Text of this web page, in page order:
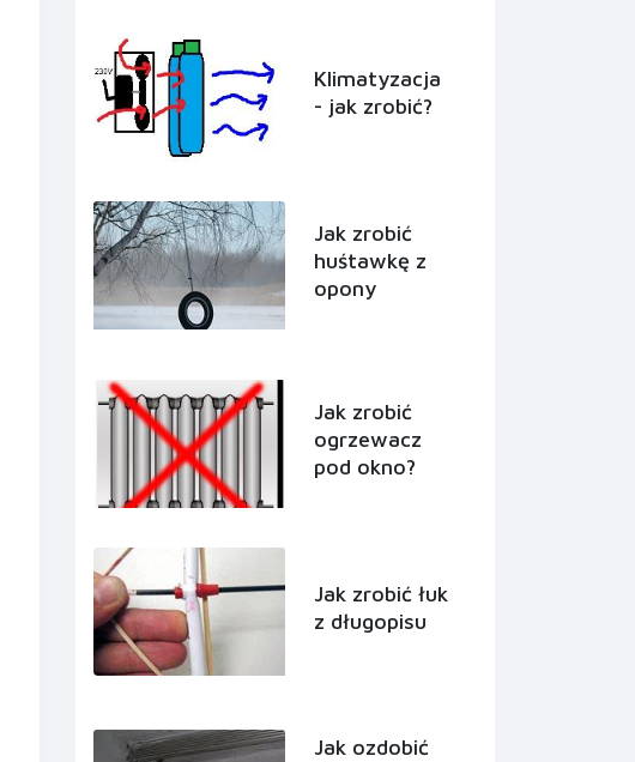
Klimatyzacja
- jak zrobić?
Jak zrobić
huśtawkę z
opony
Jak zrobić
ogrzewacz
pod okno?
Jak zrobić łuk
z długopisu
Jak ozdobić